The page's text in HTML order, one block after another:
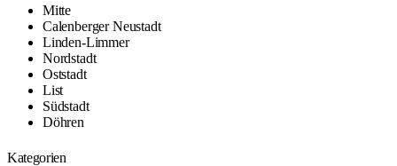
Mitte
Calenberger Neustadt
Linden-Limmer
Nordstadt
Oststadt
List
Südstadt
Döhren
Kategorien